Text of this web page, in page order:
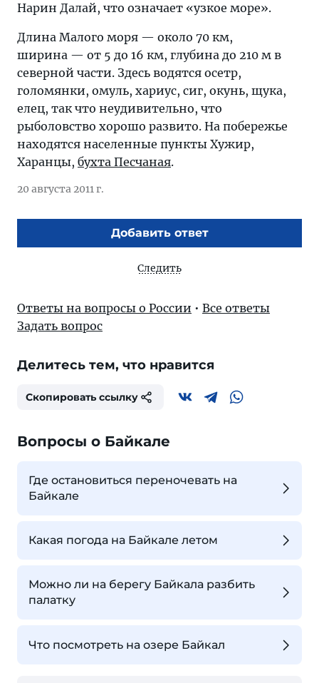
Нарин Далай, что означает «узкое море».
Длина Малого моря — около 70 км,
ширина — от 5 до 16 км, глубина до 210 м в
северной части. Здесь водятся осетр,
голомянки, омуль, хариус, сиг, окунь, щука,
елец, так что неудивительно, что
рыболовство хорошо развито. На побережье
находятся населенные пункты Хужир,
Харанцы, бухта Песчаная.
20 августа 2011 г.
Добавить ответ
Следить
Ответы на вопросы о России • Все ответы
Задать вопрос
Делитесь тем, что нравится
Скопировать ссылку
Вопросы о Байкале
Где остановиться переночевать на
Байкале
Какая погода на Байкале летом
Можно ли на берегу Байкала разбить
палатку
Что посмотреть на озере Байкал